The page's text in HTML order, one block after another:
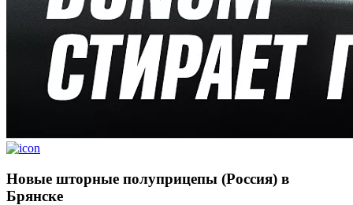
Новые шторные полуприцепы (Россия) в
Брянске